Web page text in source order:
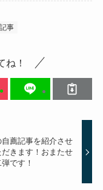
事
ね！
自薦記事を紹介させ
きます！おまたせ
です！